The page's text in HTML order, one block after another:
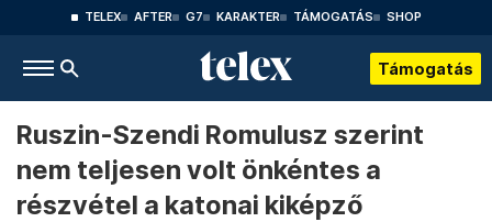
TELEX AFTER G7 KARAKTER TÁMOGATÁS SHOP
Támogatás
Ruszin-Szendi Romulusz szerint
nem teljesen volt önkéntes a
részvétel a katonai kiképző